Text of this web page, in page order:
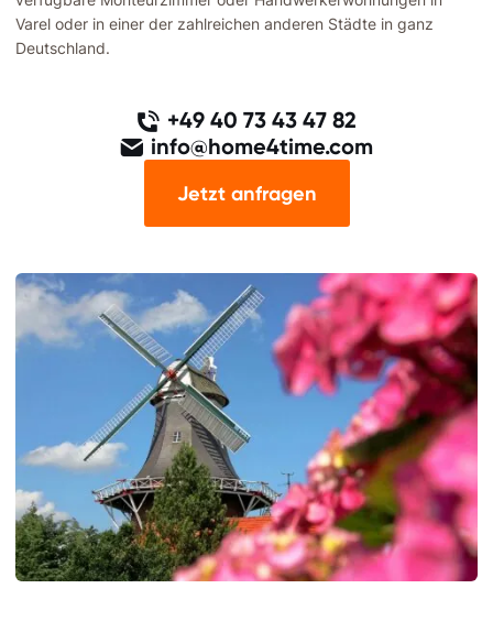
Varel oder in einer der zahlreichen anderen Städte in ganz
Deutschland.
+49 40 73 43 47 82
info@home4time.com
Jetzt anfragen